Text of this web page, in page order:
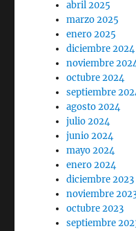
abril 2025
marzo 2025
enero 2025
diciembre 2024
noviembre
octubre 2024
septiembre
agosto 2024
julio 2024
junio 2024
mayo 2024
enero 2024
diciembre 2023
noviembre
octubre 2023
septiembre